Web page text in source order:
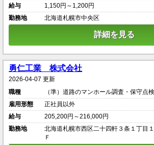
給与
1,150円～1,200円
勤務地
北海道札幌市中央区
詳細を見る
勇仁工業 株式会社
2026-04-07 更新
職種
（準）道路のマンホール調査・保守点
雇用形態
正社員以外
給与
205,200円～216,000円
勤務地
北海道札幌市西区二十四軒３条１丁目
Ｆ